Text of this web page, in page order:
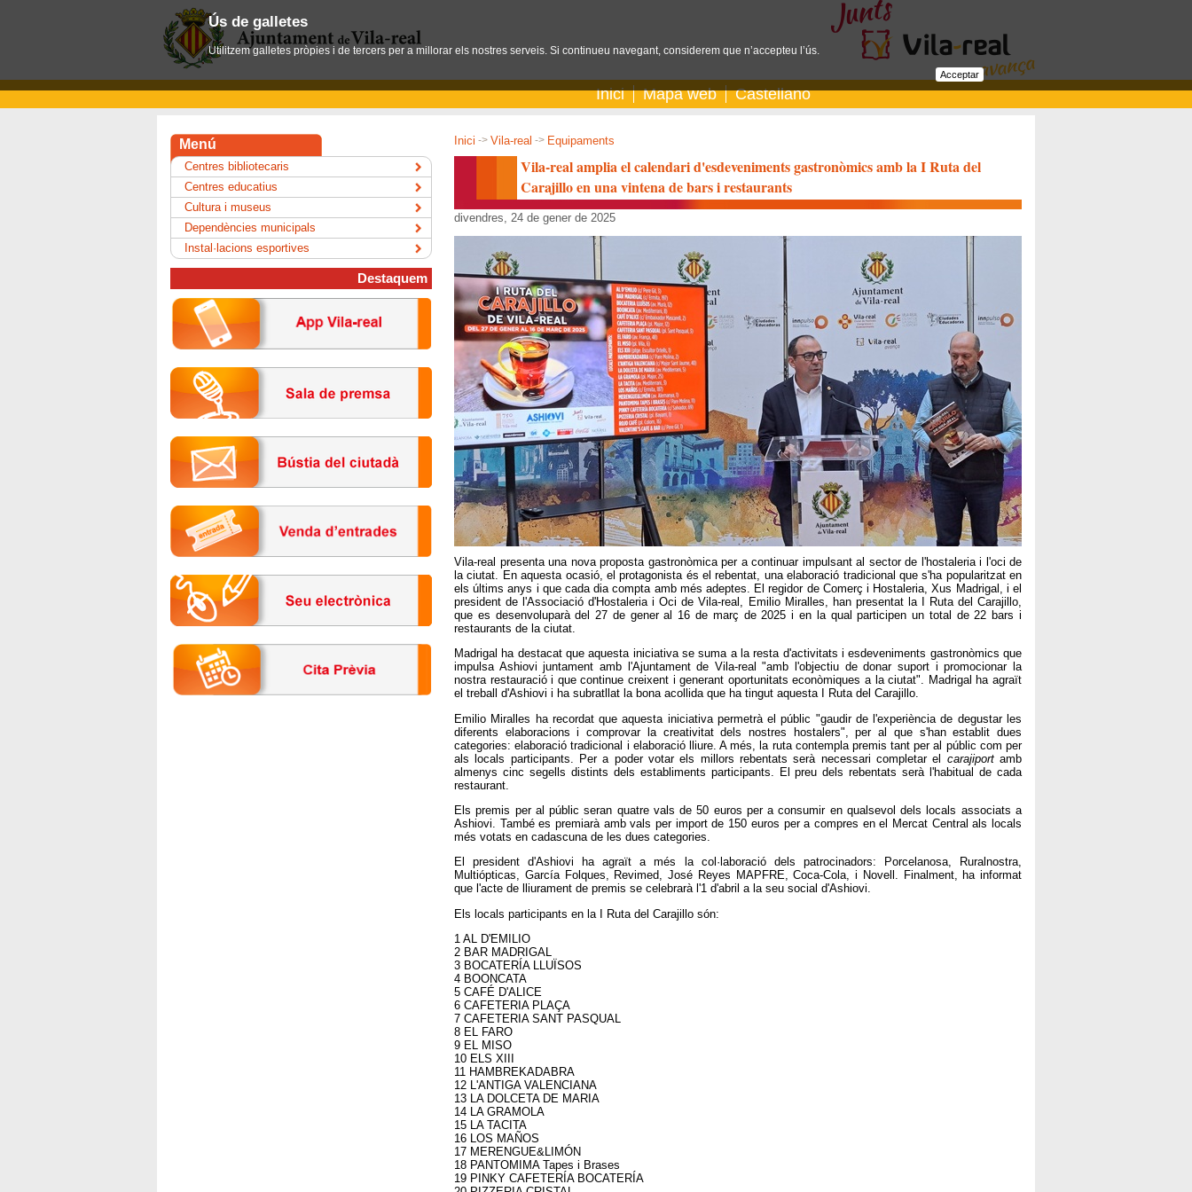
Inici Mapa web Castellano
Inici -> Vila-real -> Equipaments
Vila-real amplia el calendari d'esdeveniments gastronòmics amb la I Ruta del
Carajillo en una vintena de bars i restaurants
divendres, 24 de gener de 2025
Vila-real presenta una nova proposta gastronòmica per a continuar impulsant al sector de l'hostaleria i l'oci de
la ciutat. En aquesta ocasió, el protagonista és el rebentat, una elaboració tradicional que s'ha popularitzat en
els últims anys i que cada dia compta amb més adeptes. El regidor de Comerç i Hostaleria, Xus Madrigal, i el
president de l'Associació d'Hostaleria i Oci de Vila-real, Emilio Miralles, han presentat la I Ruta del Carajillo,
que es desenvoluparà del 27 de gener al 16 de març de 2025 i en la qual participen un total de 22 bars i
restaurants de la ciutat.
Madrigal ha destacat que aquesta iniciativa se suma a la resta d'activitats i esdeveniments gastronòmics que
impulsa Ashiovi juntament amb l'Ajuntament de Vila-real "amb l'objectiu de donar suport i promocionar la
nostra restauració i que continue creixent i generant oportunitats econòmiques a la ciutat". Madrigal ha agraït
el treball d'Ashiovi i ha subratllat la bona acollida que ha tingut aquesta I Ruta del Carajillo.
Emilio Miralles ha recordat que aquesta iniciativa permetrà el públic "gaudir de l'experiència de degustar les
diferents elaboracions i comprovar la creativitat dels nostres hostalers", per al que s'han establit dues
categories: elaboració tradicional i elaboració lliure. A més, la ruta contempla premis tant per al públic com per
als locals participants. Per a poder votar els millors rebentats serà necessari completar el carajiportamb
almenys cinc segells distints dels establiments participants. El preu dels rebentats serà l'habitual de cada
restaurant.
Els premis per al públic seran quatre vals de 50 euros per a consumir en qualsevol dels locals associats a
Ashiovi. També es premiarà amb vals per import de 150 euros per a compres en el Mercat Central als locals
més votats en cadascuna de les dues categories.
El president d'Ashiovi ha agraït a més la col·laboració dels patrocinadors: Porcelanosa, Ruralnostra,
Multiópticas, García Folques, Revimed, José Reyes MAPFRE, Coca-Cola, i Novell. Finalment, ha informat
que l'acte de lliurament de premis se celebrarà l'1 d'abril a la seu social d'Ashiovi.
Els locals participants en la I Ruta del Carajillo són:
1 AL D'EMILIO
2 BAR MADRIGAL
3 BOCATERÍA LLUÏSOS
4 BOONCATA
5 CAFÉ D'ALICE
6 CAFETERIA PLAÇA
7 CAFETERIA SANT PASQUAL
8 EL FARO
9 EL MISO
10 ELS XIII
11 HAMBREKADABRA
12 L'ANTIGA VALENCIANA
13 LA DOLCETA DE MARIA
14 LA GRAMOLA
15 LA TACITA
16 LOS MAÑOS
17 MERENGUE&LIMÓN
18 PANTOMIMA Tapes i Brases
19 PINKY CAFETERÍA BOCATERÍA
Menú
Centres bibliotecaris
Centres educatius
Cultura i museus
Dependències municipals
Instal·lacions esportives
Destaquem
Ús de galletes
Utilitzem galletes pròpies i de tercers per a millorar els nostres serveis. Si continueu navegant, considerem que n’accepteu l’ús.
Acceptar